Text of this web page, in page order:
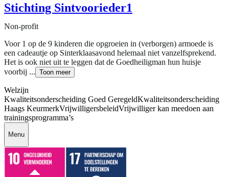
Stichting Sintvoorieder1
Non-profit
Voor 1 op de 9 kinderen die opgroeien in (verborgen) armoede is
een cadeautje op Sinterklaasavond helemaal niet vanzelfsprekend.
Het is ook niet uit te leggen dat de Goedheiligman hun huisje
voorbij ... Toon meer
Welzijn
Kwaliteitsonderscheiding Goed GeregeldKwaliteitsonderscheiding
Haags KeurmerkVrijwilligersbeleidVrijwilliger kan meedoen aan
trainingsprogramma’s
Menu